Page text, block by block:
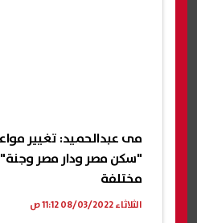
مى عبدالحميد: تغيير
"سكن مصر ودار مصر
مختلفة
الثلاثاء 08/03/2022 11:12 ص